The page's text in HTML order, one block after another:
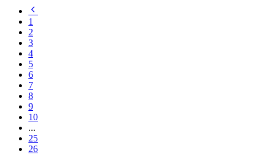
1
2
3
4
5
6
7
8
9
10
...
25
26